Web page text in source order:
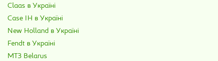
Claas в Україні
Case IH в Україні
New Holland в Україні
Fendt в Україні
МТЗ Belarus